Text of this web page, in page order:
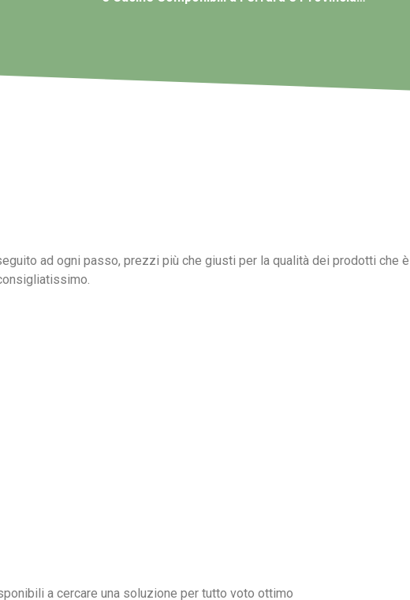
ad ogni passo, prezzi più che giusti per la qualità dei prodotti che
a cercare una soluzione per tutto voto ottimo